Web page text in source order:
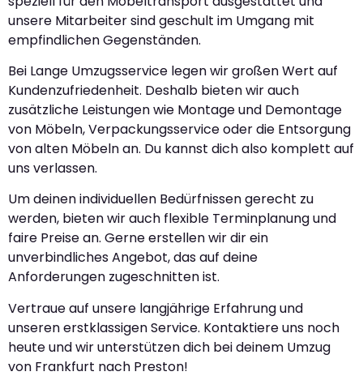
unsere Mitarbeiter sind geschult im Umgang mit
empfindlichen Gegenständen.
Bei Lange Umzugsservice legen wir großen Wert auf
Kundenzufriedenheit. Deshalb bieten wir auch
zusätzliche Leistungen wie Montage und Demontage
von Möbeln, Verpackungsservice oder die Entsorgung
von alten Möbeln an. Du kannst dich also komplett auf
uns verlassen.
Um deinen individuellen Bedürfnissen gerecht zu
werden, bieten wir auch flexible Terminplanung und
faire Preise an. Gerne erstellen wir dir ein
unverbindliches Angebot, das auf deine
Anforderungen zugeschnitten ist.
Vertraue auf unsere langjährige Erfahrung und
unseren erstklassigen Service. Kontaktiere uns noch
heute und wir unterstützen dich bei deinem Umzug
von Frankfurt nach Preston!